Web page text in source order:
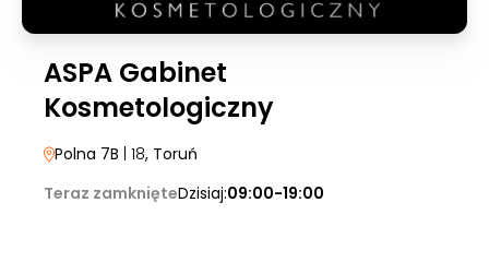
ASPA Gabinet
Kosmetologiczny
Polna 7B | 18, Toruń
Teraz zamknięteDzisiaj:09:00-19:00